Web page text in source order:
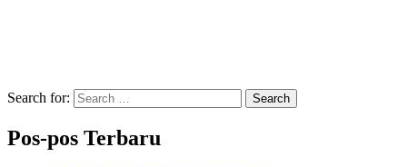
Search for: Search
Pos-pos Terbaru